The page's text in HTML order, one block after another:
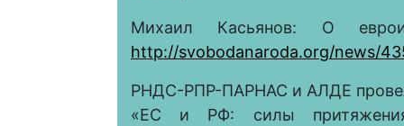
Михаил Касьянов: О
http://svobodanaroda.org/news/
РНДС-РПР-ПАРНАС и АЛДЕ
«ЕС и РФ: силы